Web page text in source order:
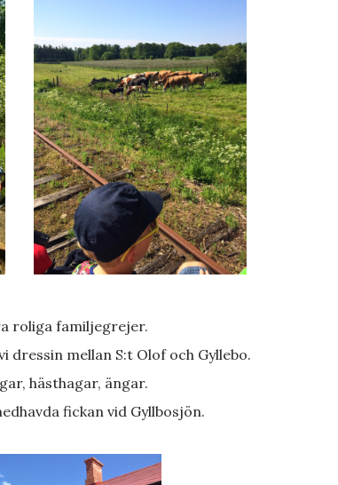
roliga familjegrejer.
dressin mellan S:t Olof och Gyllebo.
hästhagar, ängar.
fickan vid Gyllbosjön.